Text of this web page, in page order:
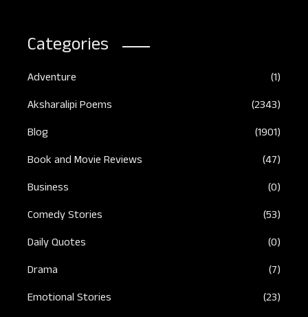
Categories
Adventure
(1)
Aksharalipi Poems
(2343)
Blog
(1901)
Book and Movie Reviews
(47)
Business
(0)
Comedy Stories
(53)
Daily Quotes
(0)
Drama
(7)
Emotional Stories
(23)